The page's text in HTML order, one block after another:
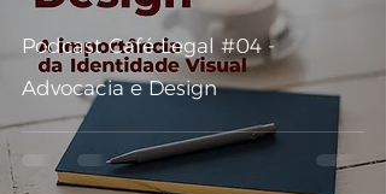
Podcast Café Legal #04 -
Advocacia e Design